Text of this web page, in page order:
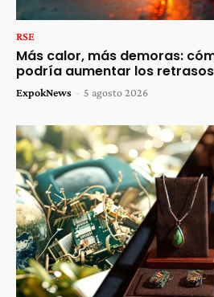
RSE
Más calor, más demoras:
podría aumentar los
ExpokNews - 5 agosto 2026